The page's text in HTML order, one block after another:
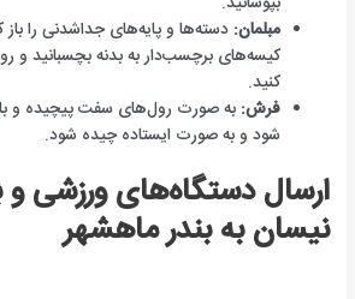
مبلمان: دسته‌ها و پایه‌های جداشدنی را باز
کیسه‌های برچسب‌دار به بدنه بچسبانید و
کنید.
فرش: به صورت رول‌های سفت پیچیده و با
شود و به صورت ایستاده چیده شود.
ارسال دستگاه‌های ورزشی و
نیسان به بندر ماهشهر